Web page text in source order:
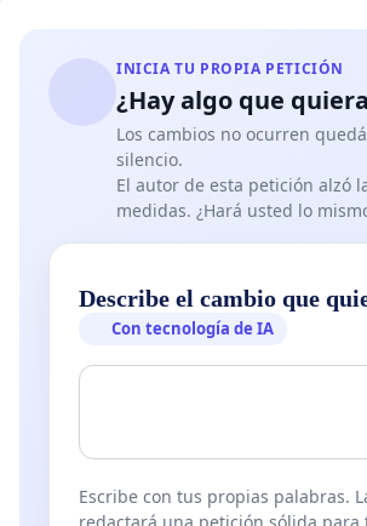
INICIA TU PROPIA PETICIÓN
¿Hay algo que
Los cambios no ocurren
silencio.
El autor de esta petición alzó
medidas. ¿Hará usted lo
Describe el cambio que
Con tecnología de IA
Escribe con tus propias palabras.